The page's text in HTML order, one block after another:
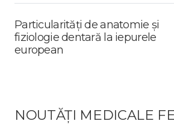
Particularități de anatomie și
fiziologie dentară la iepurele
european
NOUTĂȚI MEDICALE